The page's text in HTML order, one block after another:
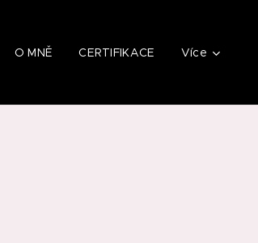
O MNĚ CERTIFIKACE Více